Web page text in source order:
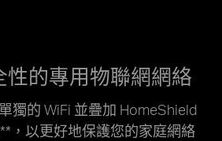
性的專用物聯網網絡
獨的 WiFi 並疊加 HomeShield
** ，以更好地保護您的家庭網絡